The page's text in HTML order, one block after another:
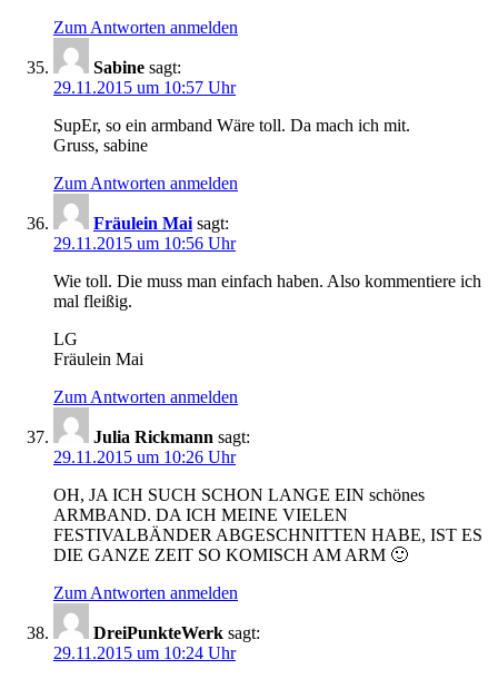
Zum Antworten anmelden
Sabine sagt:
29.11.2015 um 10:57 Uhr
SupEr, so ein armband Wäre toll. Da mach ich mit.
Gruss, sabine
Zum Antworten anmelden
Fräulein Mai sagt:
29.11.2015 um 10:56 Uhr
Wie toll. Die muss man einfach haben. Also kommentiere ich
mal fleißig.
LG
Fräulein Mai
Zum Antworten anmelden
Julia Rickmann sagt:
29.11.2015 um 10:26 Uhr
OH, JA ICH SUCH SCHON LANGE EIN schönes
ARMBAND. DA ICH MEINE VIELEN
FESTIVALBÄNDER ABGESCHNITTEN HABE, IST ES
DIE GANZE ZEIT SO KOMISCH AM ARM 🙂
Zum Antworten anmelden
DreiPunkteWerk sagt:
29.11.2015 um 10:24 Uhr